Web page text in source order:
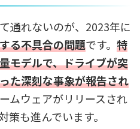
通れないのが、2023年に
る不具合の問題です。 特
モデルで、ドライブが突
た深刻な事象が報告され
ムウェアがリリースされ
策も進んでいます。